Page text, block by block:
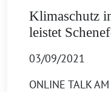
Klimaschutz
leistet
03/09/2021
ONLINE TALK